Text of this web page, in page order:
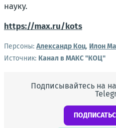
науку.
https://max.ru/kots
Персоны: Александр Коц, Илон
Источник: Канал в МАКС "КОЦ"
Подписывайтесь на